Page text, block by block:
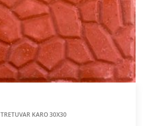
TRETUVAR KARO 30X30